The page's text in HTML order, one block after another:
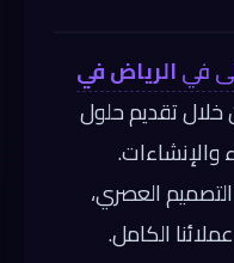
فيالرياض في
خلال تقديم حلول
والإنشاءات.
العصري،
الكامل.